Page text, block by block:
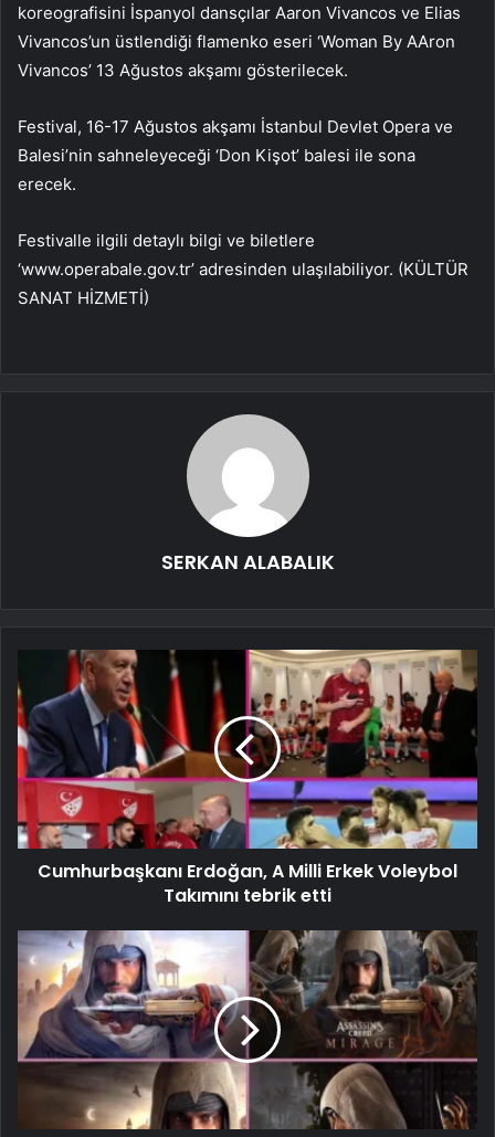
koreografisini İspanyol dansçılar Aaron Vivancos ve Elias
Vivancos’un üstlendiği flamenko eseri ‘Woman By AAron
Vivancos’ 13 Ağustos akşamı gösterilecek.
Festival, 16-17 Ağustos akşamı İstanbul Devlet Opera ve
Balesi’nin sahneleyeceği ‘Don Kişot’ balesi ile sona
erecek.
Festivalle ilgili detaylı bilgi ve biletlere
‘www.operabale.gov.tr’ adresinden ulaşılabiliyor. (KÜLTÜR
SANAT HİZMETİ)
SERKAN ALABALIK
Cumhurbaşkanı Erdoğan, A Milli Erkek Voleybol
Takımını tebrik etti